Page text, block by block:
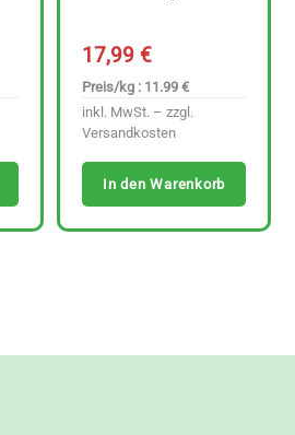
17,99€
Preis/kg : 11.99 €
inkl. MwSt. – zzgl.
Versandkosten
In den Warenkorb